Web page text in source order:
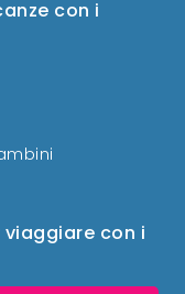
con i
con i